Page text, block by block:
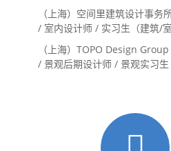
（上海）空间里建筑设计事务
/ 室内设计师 / 实习生（建筑/室
（上海）TOPO Design
/ 景观后期设计师 / 景观实习生